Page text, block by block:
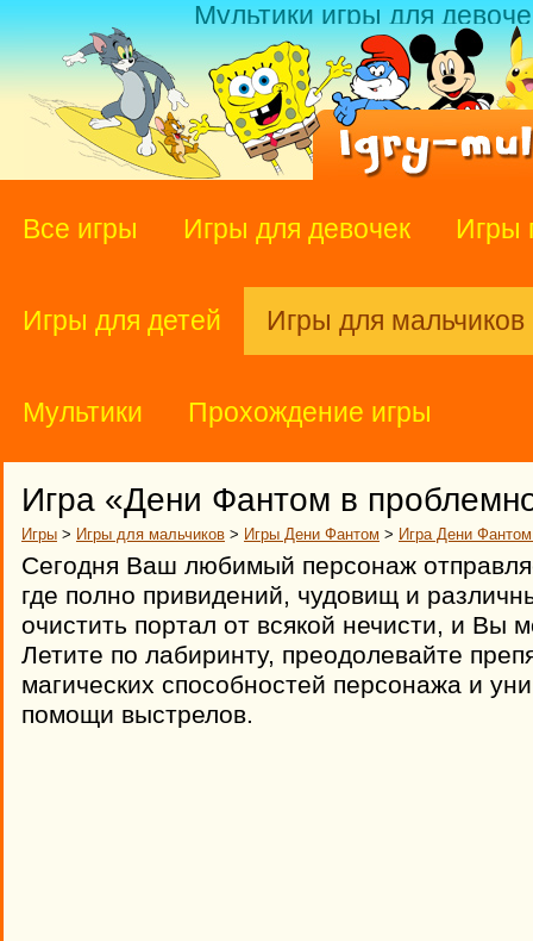
Мультики игры для
Все игры Игры для девочек Игры
Игры для детей Игры для мальчиков
Мультики Прохождение игры
Игра «Дени Фантом в
Игры > Игры для мальчиков > Игры Дени Фантом > Игра Дени
Сегодня Ваш любимый персонаж
где полно привидений, чудовищ и
очистить портал от всякой нечисти, и Вы
Летите по лабиринту, преодолевайте
магических способностей персонажа и
помощи выстрелов.